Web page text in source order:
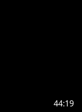
44:19